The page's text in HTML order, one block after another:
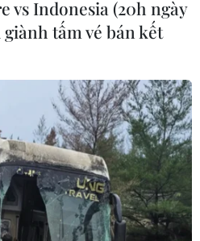
hạn chế người di cư
Manche
vs Indonesia (20h ngày
tấm vé bán kết